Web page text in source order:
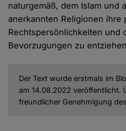
naturgemäß, dem Islam und
anerkannten Religionen ihre
Rechtspersönlichkeiten und
Bevorzugungen zu
Der Text wurde erstmals im
am 14.08.2022 veröffentlicht.
freundlicher Genehmigung